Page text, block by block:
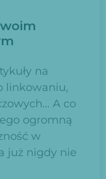
na
linkowaniu,
A co
ogromną
w
już nigdy nie